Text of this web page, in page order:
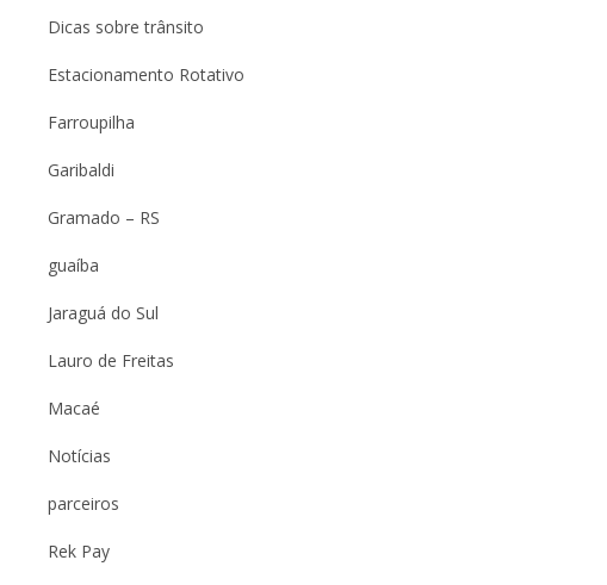
Dicas sobre trânsito
Estacionamento Rotativo
Farroupilha
Garibaldi
Gramado – RS
guaíba
Jaraguá do Sul
Lauro de Freitas
Macaé
Notícias
parceiros
Rek Pay